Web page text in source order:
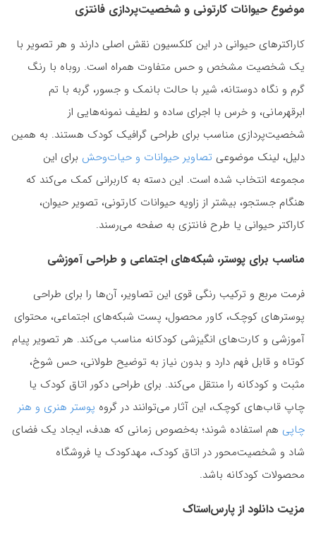
موضوع حیوانات کارتونی و شخصیت‌پردازی فانتزی
کاراکترهای حیوانی در این کلکسیون نقش اصلی دارند و هر تصویر با
یک شخصیت مشخص و حس متفاوت همراه است. روباه با رنگ
گرم و نگاه دوستانه، شیر با حالت بانمک و جسور، گربه با تم
ابرقهرمانی، و خرس با اجرای ساده و لطیف نمونه‌هایی از
شخصیت‌پردازی مناسب برای طراحی گرافیک کودک هستند. به همین
دلیل، لینک موضوعی تصاویر حیوانات و حیات‌وحش برای این
مجموعه انتخاب شده است. این دسته به کاربرانی کمک می‌کند که
هنگام جستجو، بیشتر از زاویه حیوانات کارتونی، تصویر حیوان،
کاراکتر حیوانی یا طرح فانتزی به صفحه می‌رسند.
مناسب برای پوستر، شبکه‌های اجتماعی و طراحی آموزشی
فرمت مربع و ترکیب رنگی قوی این تصاویر، آن‌ها را برای طراحی
پوسترهای کوچک، کاور محصول، پست شبکه‌های اجتماعی، محتوای
آموزشی و کارت‌های انگیزشی کودکانه مناسب می‌کند. هر تصویر پیام
کوتاه و قابل فهم دارد و بدون نیاز به توضیح طولانی، حس شوخ،
مثبت و کودکانه را منتقل می‌کند. برای طراحی دکور اتاق کودک یا
چاپ قاب‌های کوچک، این آثار می‌توانند در گروه پوستر هنری و هنر
چاپی هم استفاده شوند؛ به‌خصوص زمانی که هدف، ایجاد یک فضای
شاد و شخصیت‌محور در اتاق کودک، مهدکودک یا فروشگاه
محصولات کودکانه باشد.
مزیت دانلود از پارس‌استاک